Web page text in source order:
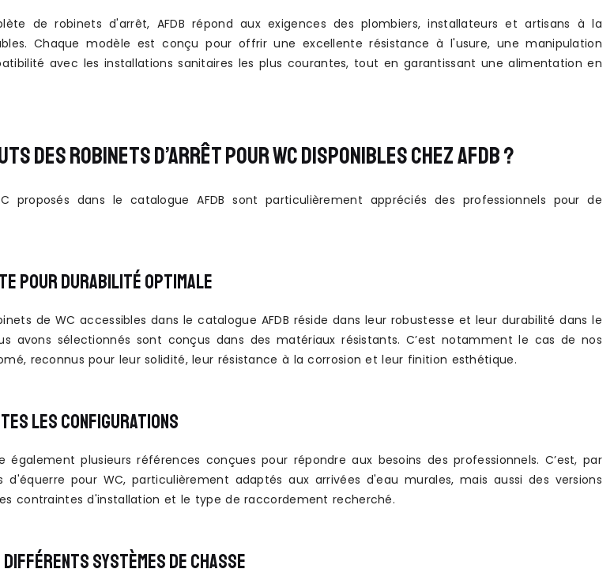
de robinets d'arrêt, AFDB répond aux exigences des plombiers, installateurs et artisans à la
Chaque modèle est conçu pour offrir une excellente résistance à l'usure, une manipulation
avec les installations sanitaires les plus courantes, tout en garantissant une alimentation en
DES ROBINETS D’ARRÊT POUR WC DISPONIBLES CHEZ AFDB ?
proposés dans le catalogue AFDB sont particulièrement appréciés des professionnels pour de
POUR DURABILITÉ OPTIMALE
de WC accessibles dans le catalogue AFDB réside dans leur robustesse et leur durabilité dans le
avons sélectionnés sont conçus dans des matériaux résistants. C’est notamment le cas de nos
reconnus pour leur solidité, leur résistance à la corrosion et leur finition esthétique.
LES CONFIGURATIONS
également plusieurs références conçues pour répondre aux besoins des professionnels. C’est, par
d'équerre pour WC, particulièrement adaptés aux arrivées d'eau murales, mais aussi des versions
contraintes d'installation et le type de raccordement recherché.
SYSTÈMES DE CHASSE